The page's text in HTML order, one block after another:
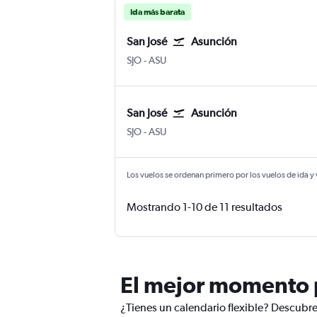
Ida más barata
San José Asunción
SJOSan José Internacional Juan Santamaría
-ASU
San José Asunción
SJOSan José Internacional Juan Santamaría
-ASU
Los vuelos se ordenan primero por los vuelos de ida
Mostrando 1-10 de 11 resultados
El mejor momento
¿Tienes un calendario flexible?